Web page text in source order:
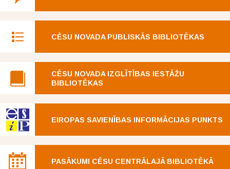
CĒSU NOVADA PUBLISKĀS BIBLIOTĒKAS
CĒSU NOVADA IZGLĪTĪBAS IESTĀŽU
BIBLIOTĒKAS
EIROPAS SAVIENĪBAS INFORMĀCIJAS PUNKTS
PASĀKUMI CĒSU CENTRĀLAJĀ BIBLIOTĒKĀ